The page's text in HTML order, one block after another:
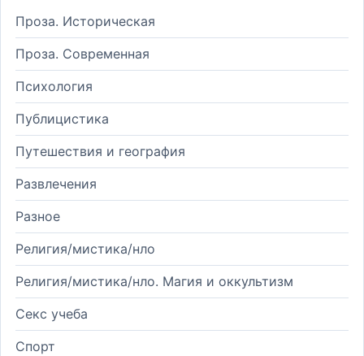
Проза. Историческая
Проза. Современная
Психология
Публицистика
Путешествия и география
Развлечения
Разное
Религия/мистика/нло
Религия/мистика/нло. Магия и оккультизм
Секс учеба
Спорт